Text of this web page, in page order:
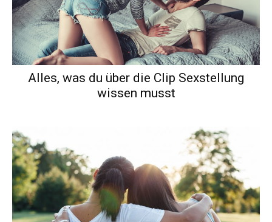
Alles, was du über die Clip Sexstellung
wissen musst